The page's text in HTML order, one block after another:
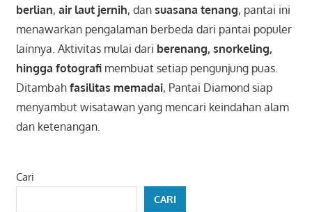
berlian, air laut jernih, dan suasana tenang, pantai ini
menawarkan pengalaman berbeda dari pantai populer
lainnya. Aktivitas mulai dari berenang, snorkeling,
hingga fotografimembuat setiap pengunjung puas.
Ditambah fasilitas memadai, Pantai Diamond siap
menyambut wisatawan yang mencari keindahan alam
dan ketenangan.
Cari
CARI